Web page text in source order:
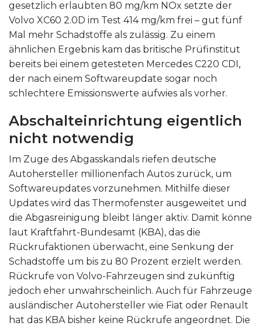
gesetzlich erlaubten 80 mg/km NOx setzte der
Volvo XC60 2.0D im Test 414 mg/km frei – gut fünf
Mal mehr Schadstoffe als zulässig. Zu einem
ähnlichen Ergebnis kam das britische Prüfinstitut
bereits bei einem getesteten Mercedes C220 CDI,
der nach einem Softwareupdate sogar noch
schlechtere Emissionswerte aufwies als vorher.
Abschalteinrichtung eigentlich
nicht notwendig
Im Zuge des Abgasskandals riefen deutsche
Autohersteller millionenfach Autos zurück, um
Softwareupdates vorzunehmen. Mithilfe dieser
Updates wird das Thermofenster ausgeweitet und
die Abgasreinigung bleibt länger aktiv. Damit könne
laut Kraftfahrt-Bundesamt (KBA), das die
Rückrufaktionen überwacht, eine Senkung der
Schadstoffe um bis zu 80 Prozent erzielt werden.
Rückrufe von Volvo-Fahrzeugen sind zukünftig
jedoch eher unwahrscheinlich. Auch für Fahrzeuge
ausländischer Autohersteller wie Fiat oder Renault
hat das KBA bisher keine Rückrufe angeordnet. Die